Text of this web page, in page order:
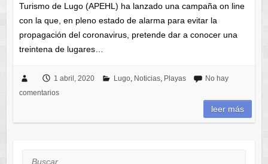
Turismo de Lugo (APEHL) ha lanzado una campaña on line
con la que, en pleno estado de alarma para evitar la
propagación del coronavirus, pretende dar a conocer una
treintena de lugares…
1 abril, 2020 Lugo, Noticias, Playas
No hay
comentarios
leer más
Buscar